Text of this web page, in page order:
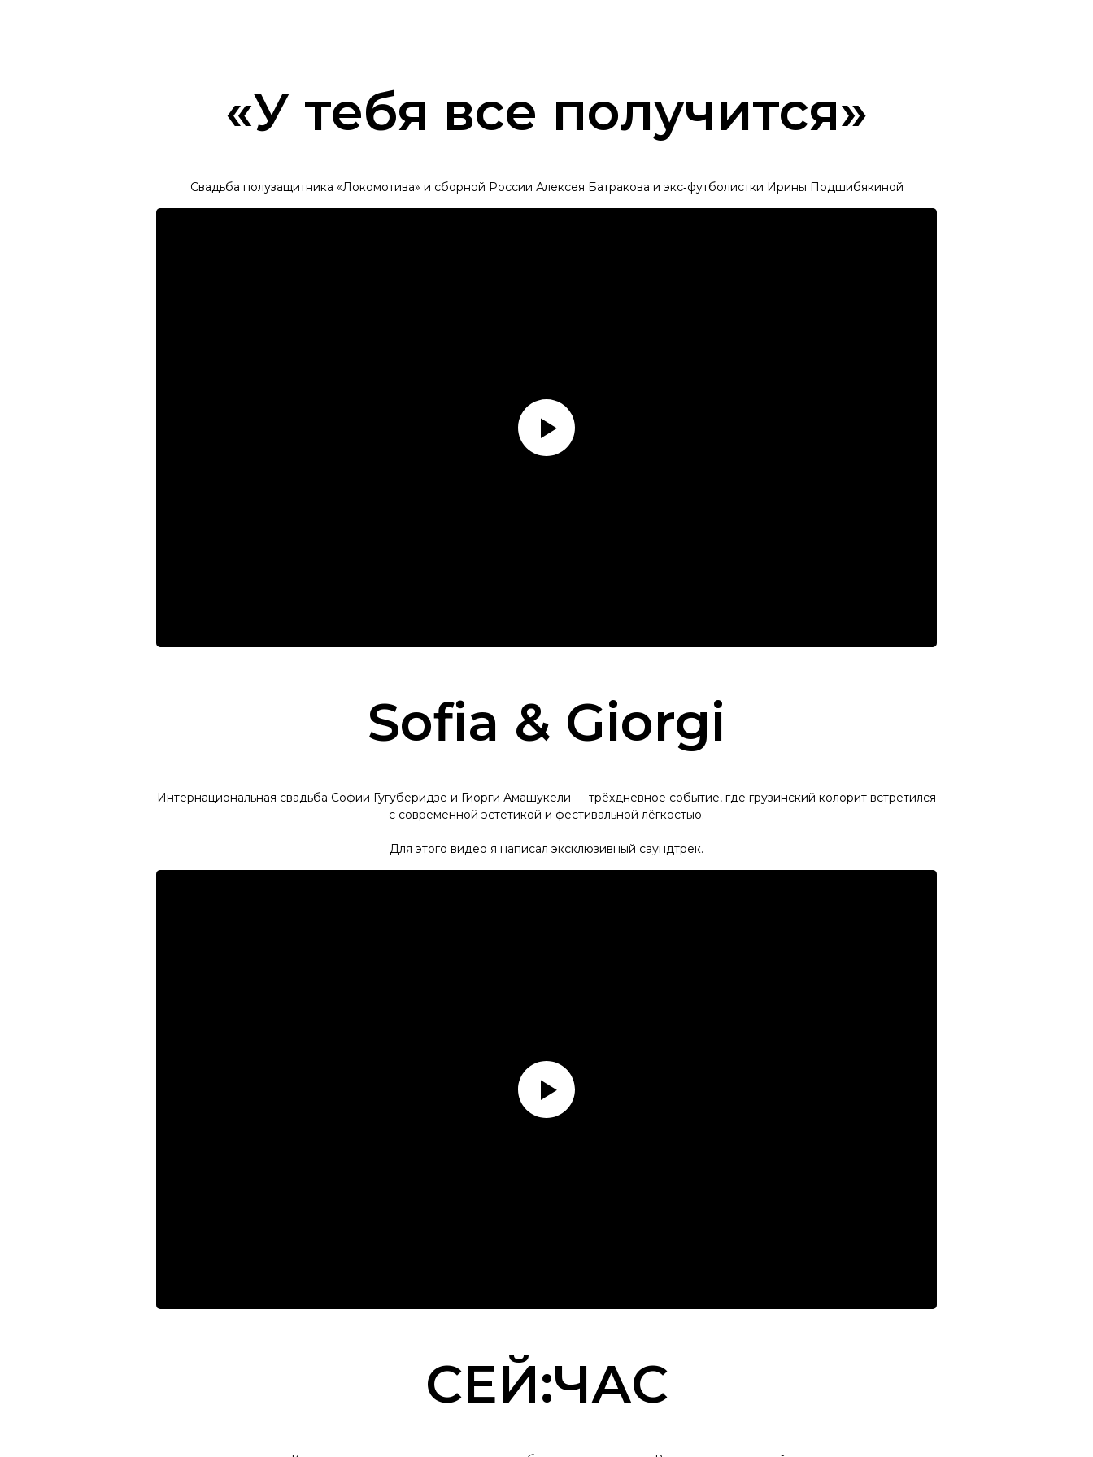
«У тебя все получится»
Свадьба полузащитника «Локомотива» и сборной России Алексея Батракова и экс‑футболистки Ирины Подшибякиной
Sofia & Giorgi
Интернациональная свадьба Софии Гугуберидзе и Гиорги Амашукели — трёхдневное событие, где грузинский колорит встретился
с современной эстетикой и фестивальной лёгкостью.
Для этого видео я написал эксклюзивный саундтрек.
СЕЙ:ЧАС